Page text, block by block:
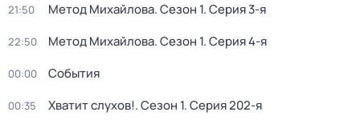
21:50 Метод Михайлова. Сезон 1. Серия 3-я
22:50 Метод Михайлова. Сезон 1. Серия 4-я
00:00 События
00:35 Хватит слухов!. Сезон 1. Серия 202-я